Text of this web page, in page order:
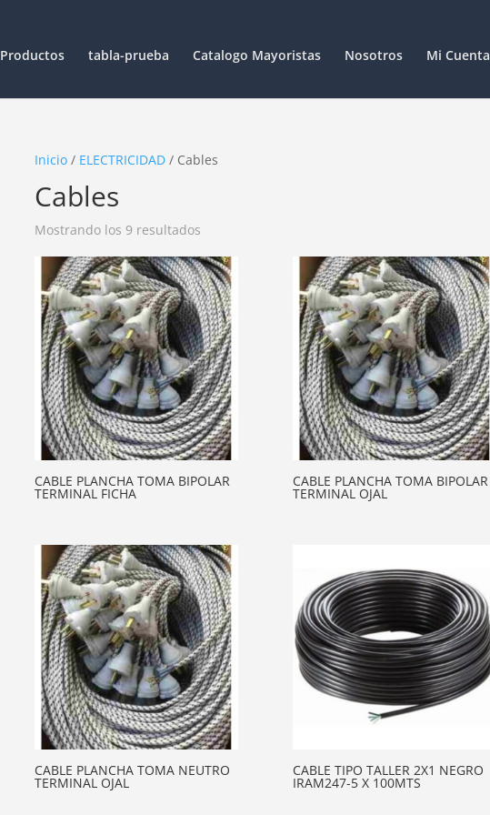
Productos tabla-prueba Catalogo Mayoristas Nosotros Mi Cuenta
Inicio/ ELECTRICIDAD/ Cables
Cables
Mostrando los 9 resultados
CABLE PLANCHA TOMA BIPOLAR
TERMINAL FICHA
CABLE PLANCHA TOMA BIPOLAR
TERMINAL OJAL
CABLE PLANCHA TOMA NEUTRO
TERMINAL OJAL
CABLE TIPO TALLER 2X1 NEGRO
IRAM247-5 X 100MTS